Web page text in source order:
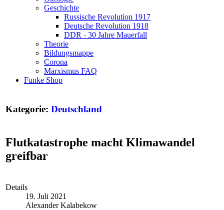
Geschichte
Russische Revolution 1917
Deutsche Revolution 1918
DDR - 30 Jahre Mauerfall
Theorie
Bildungsmappe
Corona
Marxismus FAQ
Funke Shop
Kategorie: Deutschland
Flutkatastrophe macht Klimawandel
greifbar
Details
19. Juli 2021
Alexander Kalabekow